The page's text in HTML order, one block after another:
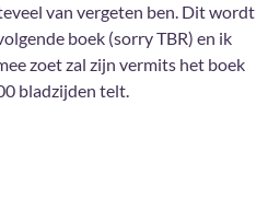
van vergeten ben. Dit wordt
boek (sorry TBR) en ik
zoet zal zijn vermits het boek
bladzijden telt.